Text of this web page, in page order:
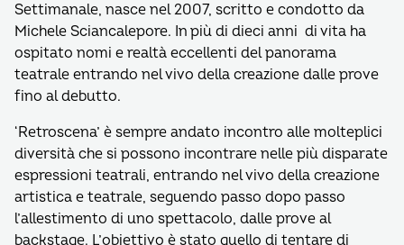
Settimanale, nasce nel 2007, scritto e condotto da
Michele Sciancalepore. In più di dieci anni di vita ha
ospitato nomi e realtà eccellenti del panorama
teatrale entrando nel vivo della creazione dalle prove
fino al debutto.
‘Retroscena’ è sempre andato incontro alle molteplici
diversità che si possono incontrare nelle più disparate
espressioni teatrali, entrando nel vivo della creazione
artistica e teatrale, seguendo passo dopo passo
l’allestimento di uno spettacolo, dalle prove al
backstage. L’obiettivo è stato quello di tentare di